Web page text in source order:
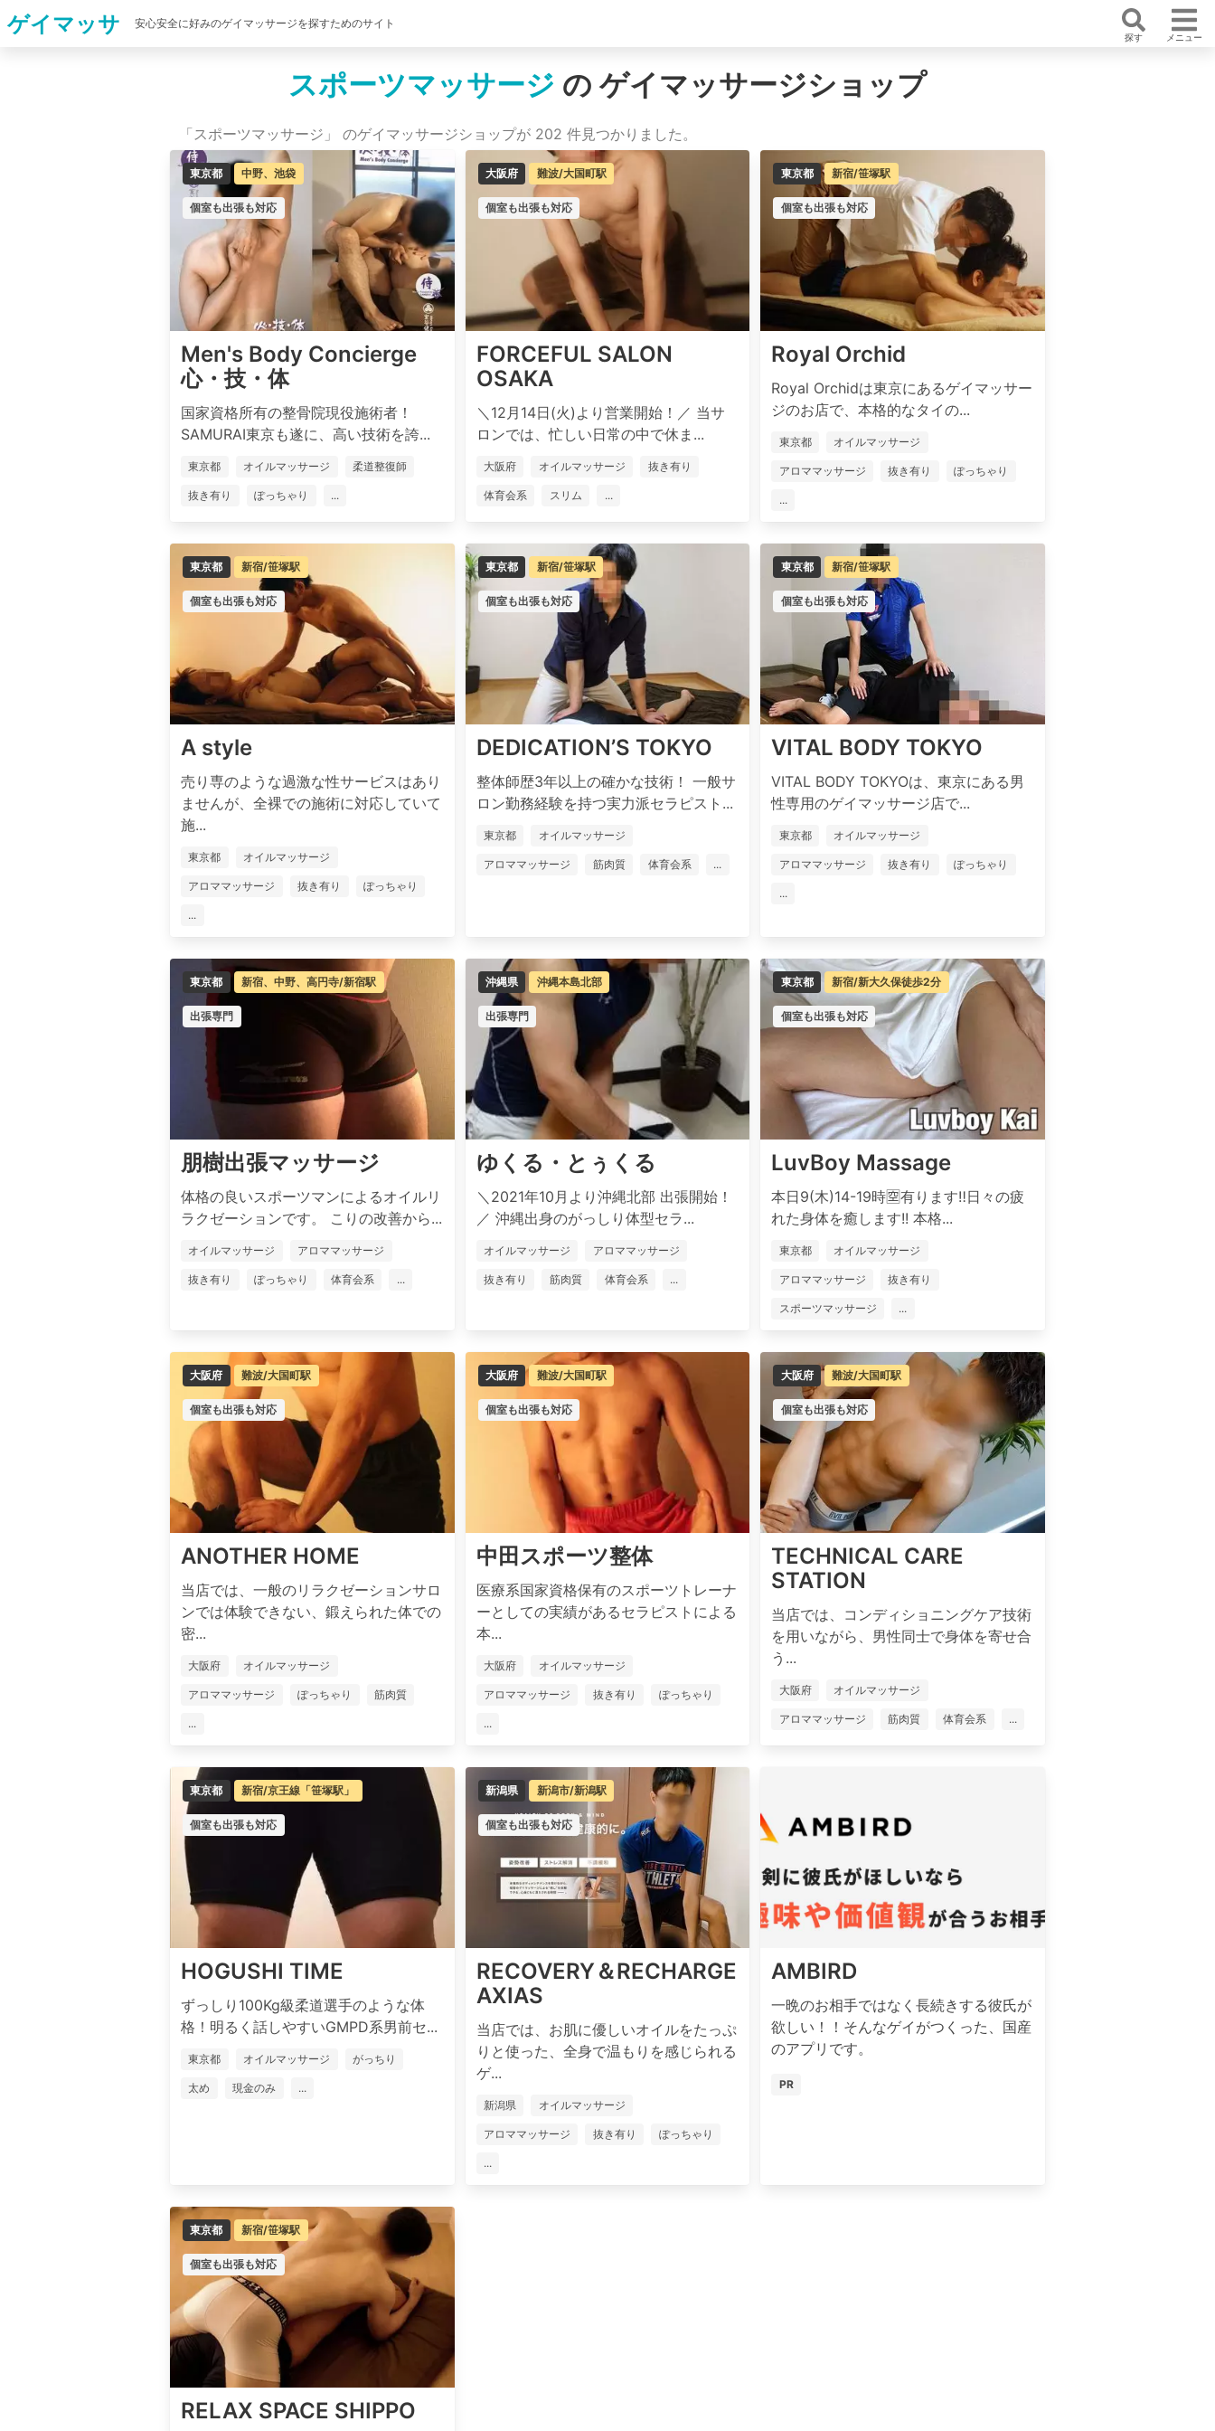
ゲイマッサ 安心安全に好みのゲイマッサージを探すためのサイト
探す メニュー
スポーツマッサージ の ゲイマッサージショップ
「スポーツマッサージ」 のゲイマッサージショップが 202 件見つかりました。
東京都 中野、池袋
個室も出張も対応
Men's Body Concierge
心・技・体
国家資格所有の整骨院現役施術者！
SAMURAI東京も遂に、高い技術を誇...
東京都 オイルマッサージ 柔道整復師
抜き有り ぽっちゃり ...
大阪府 難波/大国町駅
個室も出張も対応
FORCEFUL SALON
OSAKA
＼12月14日(火)より営業開始！／ 当サ
ロンでは、忙しい日常の中で休ま...
大阪府 オイルマッサージ 抜き有り
体育会系 スリム ...
東京都 新宿/笹塚駅
個室も出張も対応
Royal Orchid
Royal Orchidは東京にあるゲイマッサー
ジのお店で、本格的なタイの...
東京都 オイルマッサージ
アロママッサージ 抜き有り ぽっちゃり
...
東京都 新宿/笹塚駅
個室も出張も対応
A style
売り専のような過激な性サービスはあり
ませんが、全裸での施術に対応していて
施...
東京都 オイルマッサージ
アロママッサージ 抜き有り ぽっちゃり
...
東京都 新宿/笹塚駅
個室も出張も対応
DEDICATION’S TOKYO
整体師歴3年以上の確かな技術！ 一般サ
ロン勤務経験を持つ実力派セラピスト...
東京都 オイルマッサージ
アロママッサージ 筋肉質 体育会系 ...
東京都 新宿/笹塚駅
個室も出張も対応
VITAL BODY TOKYO
VITAL BODY TOKYOは、東京にある男
性専用のゲイマッサージ店で...
東京都 オイルマッサージ
アロママッサージ 抜き有り ぽっちゃり
...
東京都 新宿、中野、高円寺/新宿駅
出張専門
朋樹出張マッサージ
体格の良いスポーツマンによるオイルリ
ラクゼーションです。 こりの改善から...
オイルマッサージ アロママッサージ
抜き有り ぽっちゃり 体育会系 ...
沖縄県 沖縄本島北部
出張専門
ゆくる・とぅくる
＼2021年10月より沖縄北部 出張開始！
／ 沖縄出身のがっしり体型セラ...
オイルマッサージ アロママッサージ
抜き有り 筋肉質 体育会系 ...
東京都 新宿/新大久保徒歩2分
個室も出張も対応
LuvBoy Massage
本日9(木)14-19時🈳有ります‼️日々の疲
れた身体を癒します!! 本格...
東京都 オイルマッサージ
アロママッサージ 抜き有り
スポーツマッサージ ...
大阪府 難波/大国町駅
個室も出張も対応
ANOTHER HOME
当店では、一般のリラクゼーションサロ
ンでは体験できない、鍛えられた体での
密...
大阪府 オイルマッサージ
アロママッサージ ぽっちゃり 筋肉質
...
大阪府 難波/大国町駅
個室も出張も対応
中田スポーツ整体
医療系国家資格保有のスポーツトレーナ
ーとしての実績があるセラピストによる
本...
大阪府 オイルマッサージ
アロママッサージ 抜き有り ぽっちゃり
...
大阪府 難波/大国町駅
個室も出張も対応
TECHNICAL CARE
STATION
当店では、コンディショニングケア技術
を用いながら、男性同士で身体を寄せ合
う...
大阪府 オイルマッサージ
アロママッサージ 筋肉質 体育会系 ...
東京都 新宿/京王線「笹塚駅」
個室も出張も対応
HOGUSHI TIME
ずっしり100Kg級柔道選手のような体
格！明るく話しやすいGMPD系男前セ...
東京都 オイルマッサージ がっちり
太め 現金のみ ...
新潟県 新潟市/新潟駅
個室も出張も対応
RECOVERY＆RECHARGE
AXIAS
当店では、お肌に優しいオイルをたっぷ
りと使った、全身で温もりを感じられる
ゲ...
新潟県 オイルマッサージ
アロママッサージ 抜き有り ぽっちゃり
...
AMBIRD
一晩のお相手ではなく長続きする彼氏が
欲しい！！そんなゲイがつくった、国産
のアプリです。
PR
東京都 新宿/笹塚駅
個室も出張も対応
RELAX SPACE SHIPPO